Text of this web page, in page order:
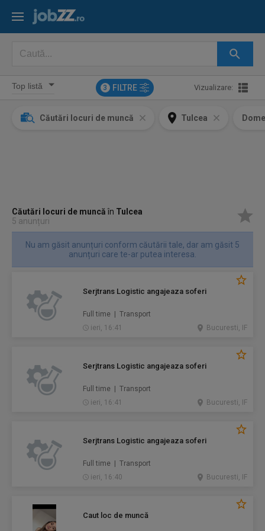
3 FILTRE Vizualizare:
Căutări locuri de muncă Tulcea
Căutări locuri de muncăîn Tulcea
5 anunțuri
Nu am găsit anunțuri conform căutării tale, dar am găsit 5
anunțuri care te-ar putea interesa.
Serjtrans Logistic angajeaza soferi
Full time | Transport
ieri, 16:41
Bucuresti, IF
Serjtrans Logistic angajeaza soferi
Full time | Transport
ieri, 16:41
Bucuresti, IF
Serjtrans Logistic angajeaza soferi
Full time | Transport
ieri, 16:40
Bucuresti, IF
Caut loc de muncă